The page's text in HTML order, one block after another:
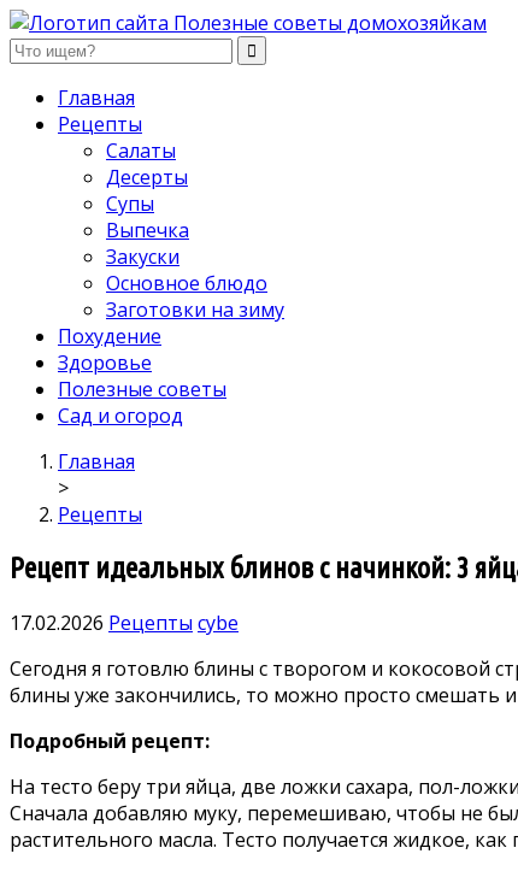
Полезные советы домохозяйкам
Главная
Рецепты
Салаты
Десерты
Супы
Выпечка
Закуски
Основное блюдо
Заготовки на зиму
Похудение
Здоровье
Полезные советы
Сад и огород
Главная
>
Рецепты
Рецепт идеальных блинов с начинкой: 3
17.02.2026 Рецепты cybe
Сегодня я готовлю блины с творогом и кокосовой
блины уже закончились, то можно просто смешать
Подробный рецепт:
На тесто беру три яйца, две ложки сахара, пол-
Сначала добавляю муку, перемешиваю, чтобы не
растительного масла. Тесто получается жидкое, как